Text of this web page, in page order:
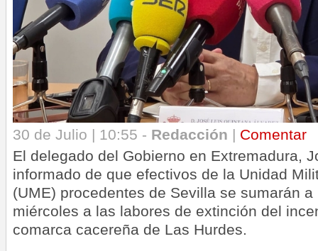
30 de Julio | 10:55 - Redacción | Comentar
El delegado del Gobierno en Extremadura,
informado de que efectivos de la Unidad
(UME) procedentes de Sevilla se sumarán
miércoles a las labores de extinción del
comarca cacereña de Las Hurdes.